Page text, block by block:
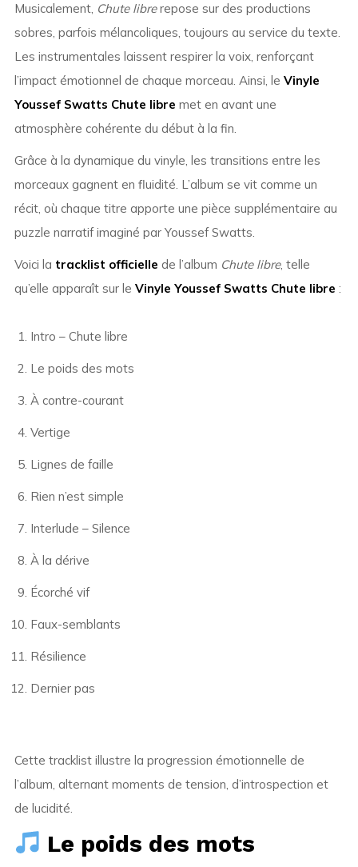
Musicalement, Chute librerepose sur des productions
sobres, parfois mélancoliques, toujours au service du texte.
Les instrumentales laissent respirer la voix, renforçant
l’impact émotionnel de chaque morceau. Ainsi, le Vinyle
Youssef Swatts Chute libre met en avant une
atmosphère cohérente du début à la fin.
Grâce à la dynamique du vinyle, les transitions entre les
morceaux gagnent en fluidité. L’album se vit comme un
récit, où chaque titre apporte une pièce supplémentaire au
puzzle narratif imaginé par Youssef Swatts.
Voici la tracklist officielle de l’album Chute libre, telle
qu’elle apparaît sur le Vinyle Youssef Swatts Chute libre :
Intro – Chute libre
Le poids des mots
À contre-courant
Vertige
Lignes de faille
Rien n’est simple
Interlude – Silence
À la dérive
Écorché vif
Faux-semblants
Résilience
Dernier pas
Cette tracklist illustre la progression émotionnelle de
l’album, alternant moments de tension, d’introspection et
de lucidité.
Le poids des mots